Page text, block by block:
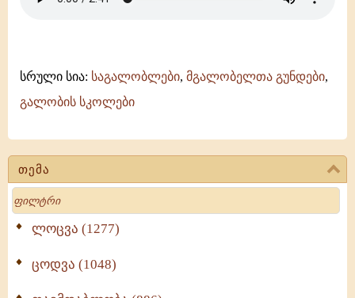
თემა
Search
ლოცვა (1277)
ცოდვა (1048)
სრული სია: საგალობლები, მგალობელთა გუნდები,
გალობის სკოლები